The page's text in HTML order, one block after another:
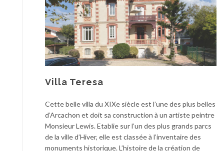
Villa Teresa
Cette belle villa du XIXe siècle est l’une des plus belles
d’Arcachon et doit sa construction à un artiste peintre
Monsieur Lewis. Etablie sur l’un des plus grands parcs
de la ville d’Hiver, elle est classée à l’inventaire des
monuments historique. L’histoire de la création de